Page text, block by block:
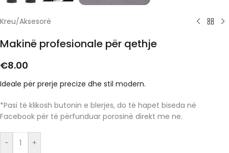
Kreu/Aksesorë
Makinë profesionale për qethje
€8.00
Ideale për prerje precize dhe stil modern.
*Pasi të klikosh butonin e blerjes, do të hapet biseda në
Facebook për të përfunduar porosinë direkt me ne.
- +